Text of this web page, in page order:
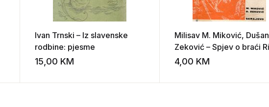
Add to wishlist
Ivan Trnski – Iz slavenske
rodbine: pjesme
15,00 KM Add to wishlist
Milisav M. Miković,
Zeković – Spjev o braći
4,00 KM